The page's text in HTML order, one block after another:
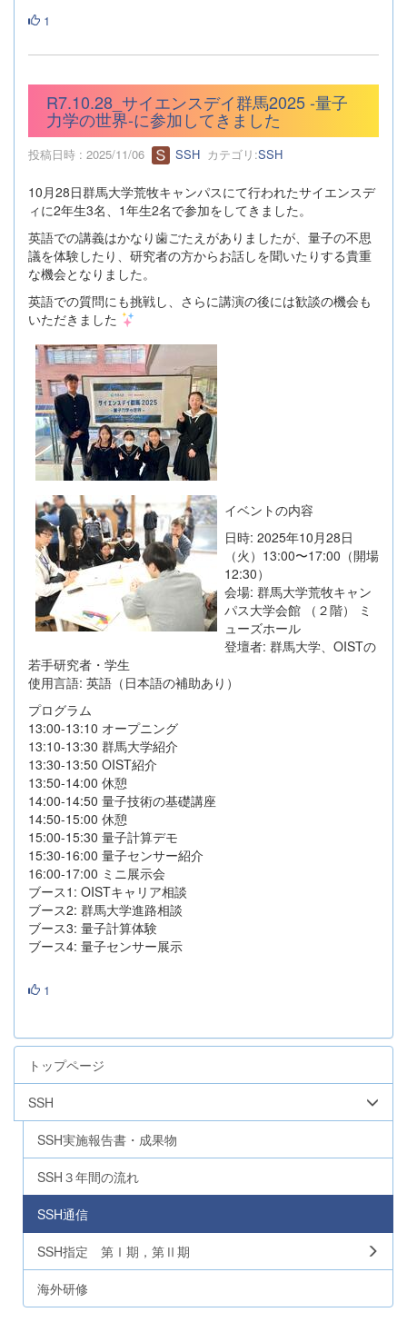
1
R7.10.28_サイエンスデイ群馬2025 -量子
力学の世界-に参加してきました
投稿日時 : 2025/11/06 SSH カテゴリ:SSH
10月28日群馬大学荒牧キャンパスにて行われたサイエンスデ
ィに2年生3名、1年生2名で参加をしてきました。
英語での講義はかなり歯ごたえがありましたが、量子の不思
議を体験したり、研究者の方からお話しを聞いたりする貴重
な機会となりました。
英語での質問にも挑戦し、さらに講演の後には歓談の機会も
いただきました
イベントの内容
日時: 2025年10月28日
（火）13:00〜17:00（開場
12:30）
会場: 群馬大学荒牧キャン
パス大学会館 （２階） ミ
ューズホール
登壇者: 群馬大学、OISTの
若手研究者・学生
使用言語: 英語（日本語の補助あり）
プログラム
13:00-13:10 オープニング
13:10-13:30 群馬大学紹介
13:30-13:50 OIST紹介
13:50-14:00 休憩
14:00-14:50 量子技術の基礎講座
14:50-15:00 休憩
15:00-15:30 量子計算デモ
15:30-16:00 量子センサー紹介
16:00-17:00 ミニ展示会
ブース1: OISTキャリア相談
ブース2: 群馬大学進路相談
ブース3: 量子計算体験
ブース4: 量子センサー展示
1
トップページ
SSH
SSH実施報告書・成果物
SSH３年間の流れ
SSH通信
SSH指定 第Ⅰ期，第Ⅱ期
海外研修